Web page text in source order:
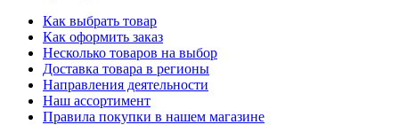
Как выбрать товар
Как оформить заказ
Несколько товаров на выбор
Доставка товара в регионы
Направления деятельности
Наш ассортимент
Правила покупки в нашем магазине